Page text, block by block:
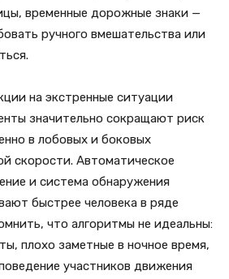
временные дорожные знаки —
ручного вмешательства или
на экстренные ситуации
значительно сокращают риск
в лобовых и боковых
скорости. Автоматическое
и система обнаружения
быстрее человека в ряде
что алгоритмы не идеальны:
плохо заметные в ночное время,
участников движения